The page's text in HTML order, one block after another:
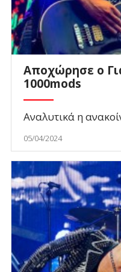
Αποχώρησε ο
1000mods
Αναλυτικά η
05/04/2024